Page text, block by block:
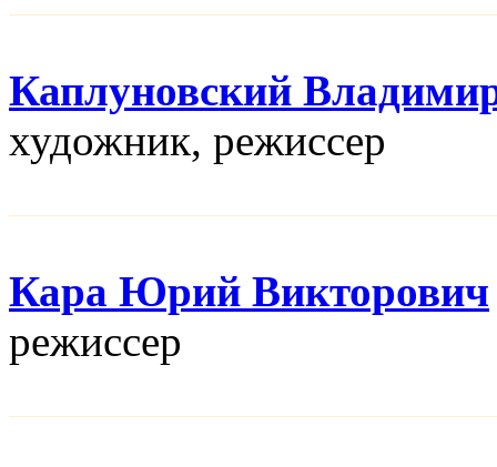
Каплуновский
художник, режисcер
Кара Юрий Викторович
режисcер